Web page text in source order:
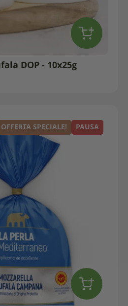
DOP - 10x25g
OFFERTA SPECIALE! PAUSA